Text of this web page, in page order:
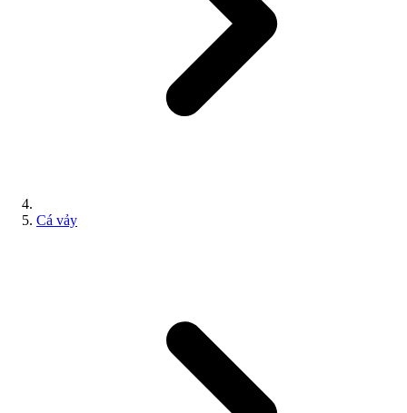
Cá vảy